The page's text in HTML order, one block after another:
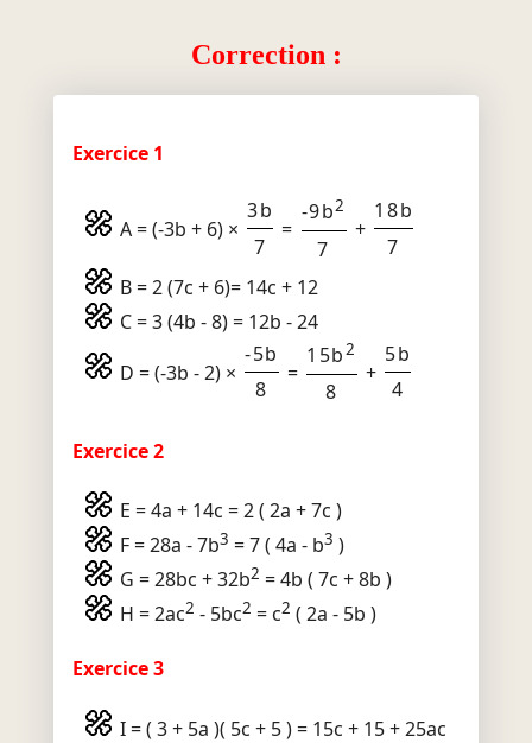
Correction :
Exercice 1
A = (-3b + 6) ×
3b
7
=
-9b2
7
+
18b
7
B = 2 (7c + 6)= 14c + 12
C = 3 (4b - 8) = 12b - 24
D = (-3b - 2) ×
-5b
8
=
15b2
8
+
5b
4
Exercice 2
E = 4a + 14c = 2 ( 2a + 7c )
F = 28a - 7b3 = 7 ( 4a - b3 )
G = 28bc + 32b2 = 4b ( 7c + 8b )
H = 2ac2 - 5bc2 = c2 ( 2a - 5b )
Exercice 3
I = ( 3 + 5a )( 5c + 5 ) = 15c + 15 + 25ac